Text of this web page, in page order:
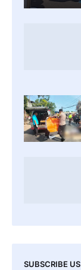
SUBSCRIBE US